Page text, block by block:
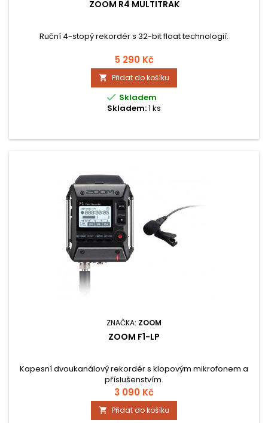
ZOOM R4 MULTITRAK
Ruční 4-stopý rekordér s 32-bit float technologií.
5 290 Kč
 Přidat do košíku
 Skladem
Skladem:1 ks
ZNAČKA: ZOOM
ZOOM F1-LP
Kapesní dvoukanálový rekordér s klopovým mikrofonem a
příslušenstvím.
3 090 Kč
 Přidat do košíku